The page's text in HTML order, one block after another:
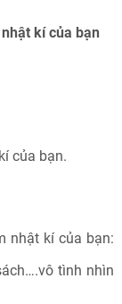
kí của bạn
của bạn.
nhật kí của bạn:
tình nhìn